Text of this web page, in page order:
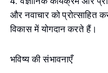
और नवाचार को प्रोत्साहित
विकास में योगदान करते हैं।
भविष्य की संभावनाएँ